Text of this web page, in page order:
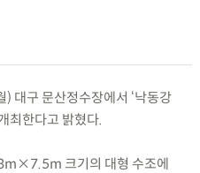
대구 문산정수장에서 ‘낙동강
최한다고 밝혔다.
크기의 대형 수조에